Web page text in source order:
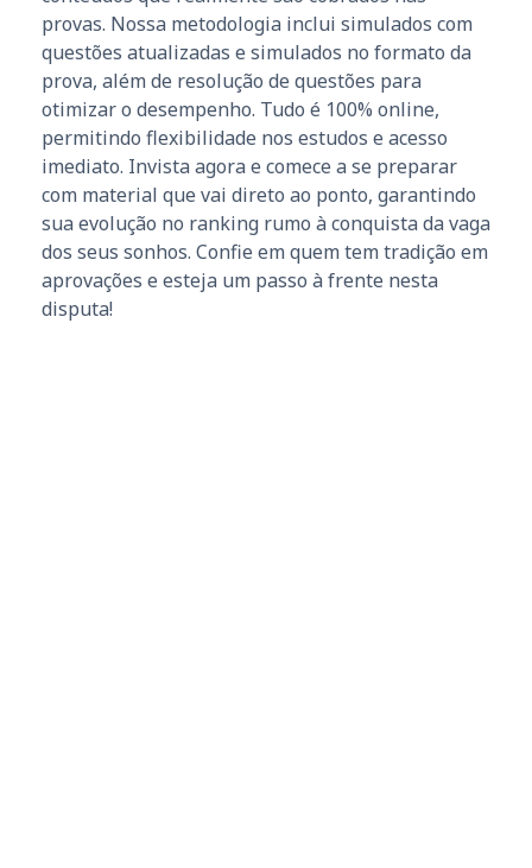
provas. Nossa metodologia inclui simulados com
questões atualizadas e simulados no formato da
prova, além de resolução de questões para
otimizar o desempenho. Tudo é 100% online,
permitindo flexibilidade nos estudos e acesso
imediato. Invista agora e comece a se preparar
com material que vai direto ao ponto, garantindo
sua evolução no ranking rumo à conquista da vaga
dos seus sonhos. Confie em quem tem tradição em
aprovações e esteja um passo à frente nesta
disputa!